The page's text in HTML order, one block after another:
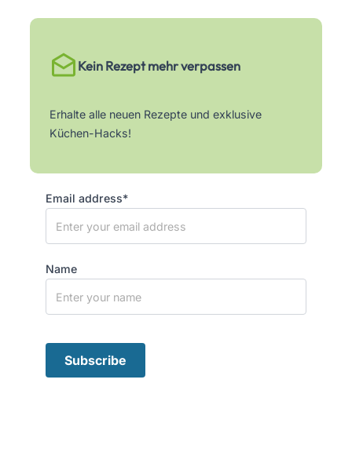
Kein Rezept mehr verpassen
Erhalte alle neuen Rezepte und exklusive
Küchen-Hacks!
Email address*
Name